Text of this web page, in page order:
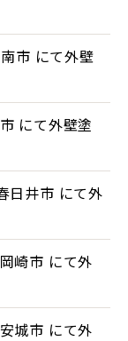
市 にて外壁
にて外壁塗
日井市 にて外
崎市 にて外
城市 にて外